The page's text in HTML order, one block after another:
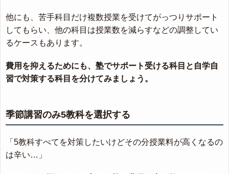
他にも、苦手科目だけ複数授業を受けてがっつりサポート
してもらい、他の科目は授業数を減らすなどの調整してい
るケースもあります。
費用を抑えるためにも、塾でサポート受ける科目と自学自
習で対策する科目を分けてみましょう。
季節講習のみ5教科を選択する
「5教科すべてを対策したいけどその分授業料が高くなるの
は辛い…」